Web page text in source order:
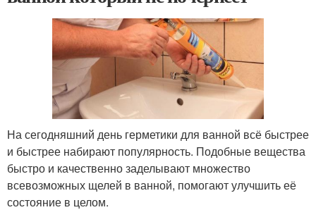
На сегодняшний день герметики для ванной всё быстрее
и быстрее набирают популярность. Подобные вещества
быстро и качественно заделывают множество
всевозможных щелей в ванной, помогают улучшить её
состояние в целом.